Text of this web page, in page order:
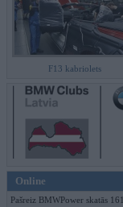
F13 kabriolets
Online
Pašreiz BMWPower skatās 161